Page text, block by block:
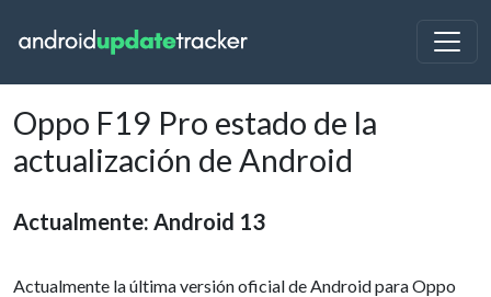
Oppo F19 Pro estado de la
actualización de Android
Actualmente: Android 13
Actualmente la última versión oficial de Android para Oppo